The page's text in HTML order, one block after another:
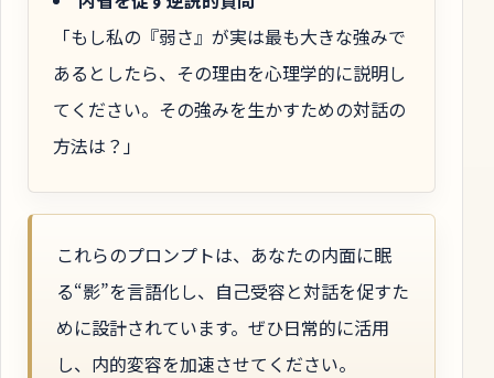
「もし私の『弱さ』が実は最も大きな強みで
あるとしたら、その理由を心理学的に説明し
てください。その強みを生かすための対話の
方法は？」
これらのプロンプトは、あなたの内面に眠
る“影”を言語化し、自己受容と対話を促すた
めに設計されています。ぜひ日常的に活用
し、内的変容を加速させてください。